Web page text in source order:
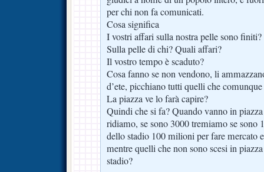
per chi non fa comunicati.
Cosa significa
I vostri affari sulla nostra pelle sono finiti?
Sulla pelle di chi? Quali affari?
Il vostro tempo è scaduto?
Cosa fanno se non vendono, li
d’ete, picchiano tutti quelli che
La piazza ve lo farà capire?
Quindi che si fa? Quando vanno in
ridiamo, se sono 3000 tremiamo se
dello stadio 100 milioni per fare mercato
mentre quelli che non sono scesi in
stadio?